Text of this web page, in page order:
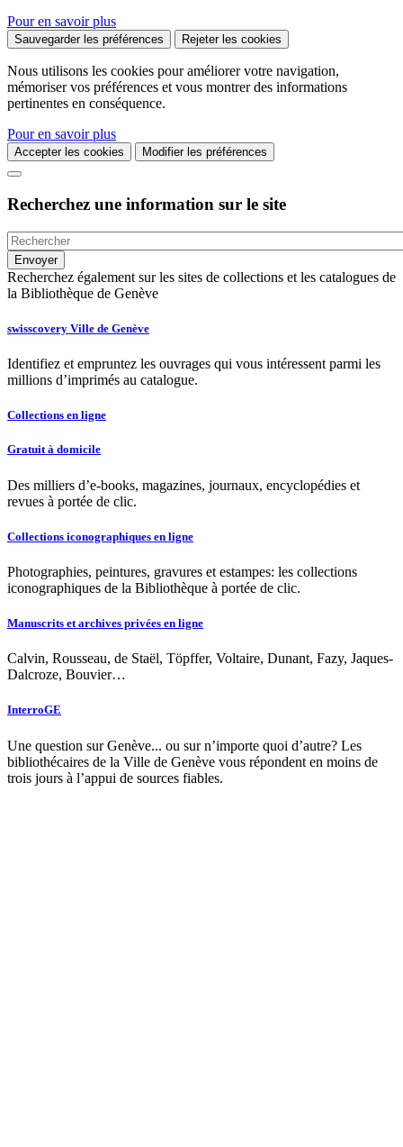
Pour en savoir plus
Sauvegarder les préférences Rejeter les cookies
Nous utilisons les cookies pour améliorer votre navigation,
mémoriser vos préférences et vous montrer des informations
pertinentes en conséquence.
Pour en savoir plus
Accepter les cookies Modifier les préférences
Recherchez une information sur le site
Recherchez également sur les sites de collections et les catalogues de
la Bibliothèque de Genève
swisscovery Ville de Genève
Identifiez et empruntez les ouvrages qui vous intéressent parmi les
millions d’imprimés au catalogue.
Collections en ligne
Gratuit à domicile
Des milliers d’e-books, magazines, journaux, encyclopédies et
revues à portée de clic.
Collections iconographiques en ligne
Photographies, peintures, gravures et estampes: les collections
iconographiques de la Bibliothèque à portée de clic.
Manuscrits et archives privées en ligne
Calvin, Rousseau, de Staël, Töpffer, Voltaire, Dunant, Fazy, Jaques-
Dalcroze, Bouvier…
InterroGE
Une question sur Genève... ou sur n’importe quoi d’autre? Les
bibliothécaires de la Ville de Genève vous répondent en moins de
trois jours à l’appui de sources fiables.